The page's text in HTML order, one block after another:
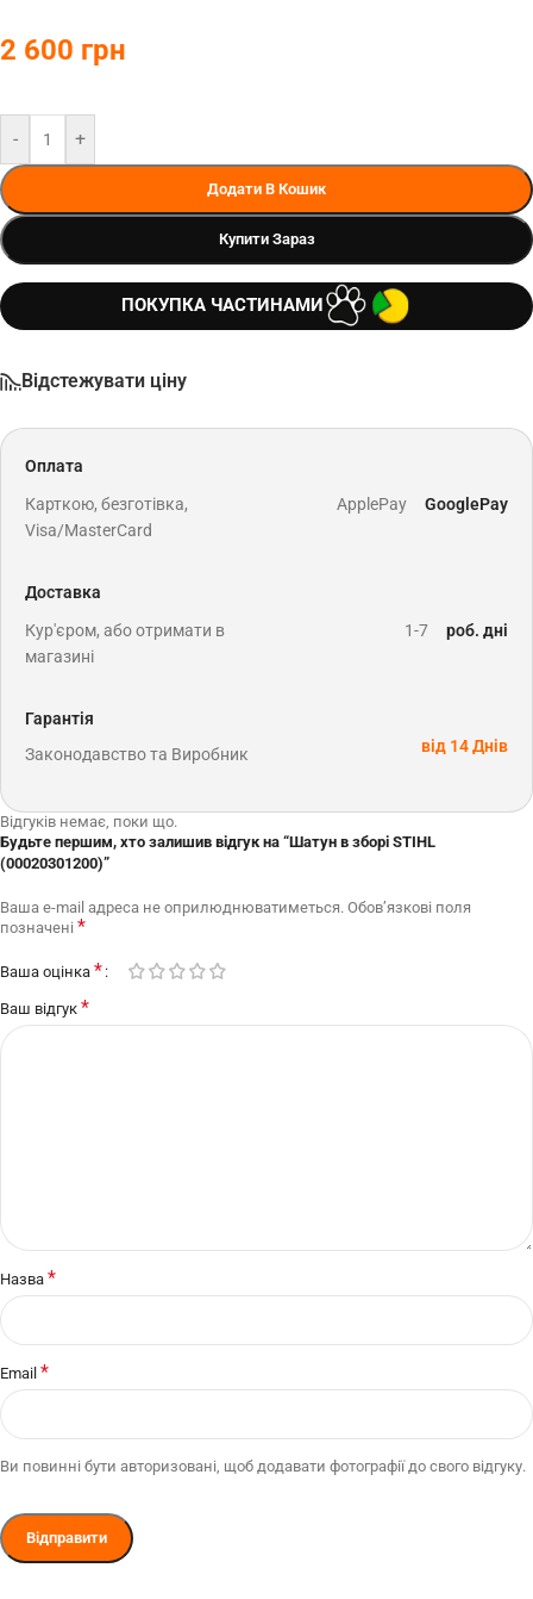
2 600 грн
- +
Додати В Кошик
Купити Зараз
ПОКУПКА ЧАСТИНАМИ
Відстежувати ціну
Оплата
Карткою, безготівка,
Visa/MasterCard
ApplePay GooglePay
Доставка
Кур'єром, або отримати в
магазині
1-7 роб. дні
Гарантія
Законодавство та Виробник
від 14 Днів
Відгуків немає, поки що.
Будьте першим, хто залишив відгук на “Шатун в зборі STIHL
(00020301200)”
Ваша e-mail адреса не оприлюднюватиметься. Обов’язкові поля
позначені *
Ваша оцінка *
Ваш відгук *
Назва *
Email *
Ви повинні бути авторизовані, щоб додавати фотографії до свого відгуку.